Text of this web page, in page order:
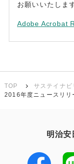
お願いいたしま
Adobe Acrobat
TOP サステイナビ
2016年度ニュースリリ
明治安